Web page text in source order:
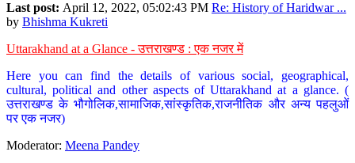
Last post: April 12, 2022, 05:02:43 PM Re: History of Haridwar ...
by Bhishma Kukreti
Uttarakhand at a Glance - उत्तराखण्ड : एक नजर में
Here you can find the details of various social, geographical,
cultural, political and other aspects of Uttarakhand at a glance. (
उत्तराखण्ड के भौगोलिक,सामाजिक,सांस्कृतिक,राजनीतिक और अन्य पहलुओं
पर एक नजर)
Moderator: Meena Pandey